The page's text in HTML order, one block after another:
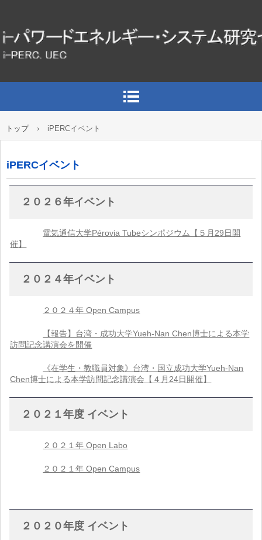
トップ › iPERCイベント
iPERCイベント
２０２６年イベント
電気通信大学Pérovia Tubeシンポジウム【５月29日開
催】
２０２４年イベント
２０２４年 Open Campus
【報告】台湾・成功大学Yueh-Nan Chen博士による本学
訪問記念講演会を開催
《在学生・教職員対象》台湾・国立成功大学Yueh-Nan
Chen博士による本学訪問記念講演会【４月24日開催】
２０２１年度 イベント
２０２１年 Open Labo
２０２１年 Open Campus
２０２０年度 イベント